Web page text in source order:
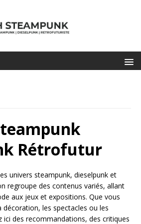
Rétrofutur
univers steampunk, dieselpunk et
regroupe des contenus variés, allant
aux jeux et expositions. Que vous
décoration, les spectacles ou les
des recommandations, des critiques